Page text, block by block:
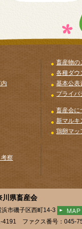
畜産物の
各種ダウ
基本公表
プライバ
畜産会に
新マルキ
鶏卵マッ
察
川県畜産会
市磯子区西町14-3
4191 ファクス番号：045-